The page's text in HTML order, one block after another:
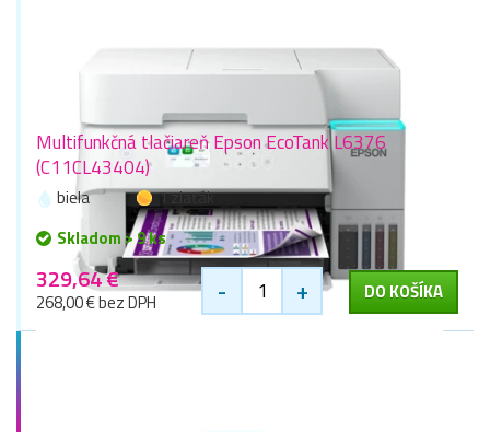
Multifunkčná tlačiareň Epson EcoTank L6376
(C11CL43404)
biela
1 zlaťák
Skladom > 9 ks
329,64 €
268,00 € bez DPH - + DO KOŠÍKA